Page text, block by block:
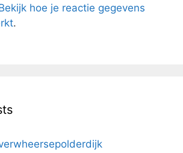
hoe je reactie gegevens
.